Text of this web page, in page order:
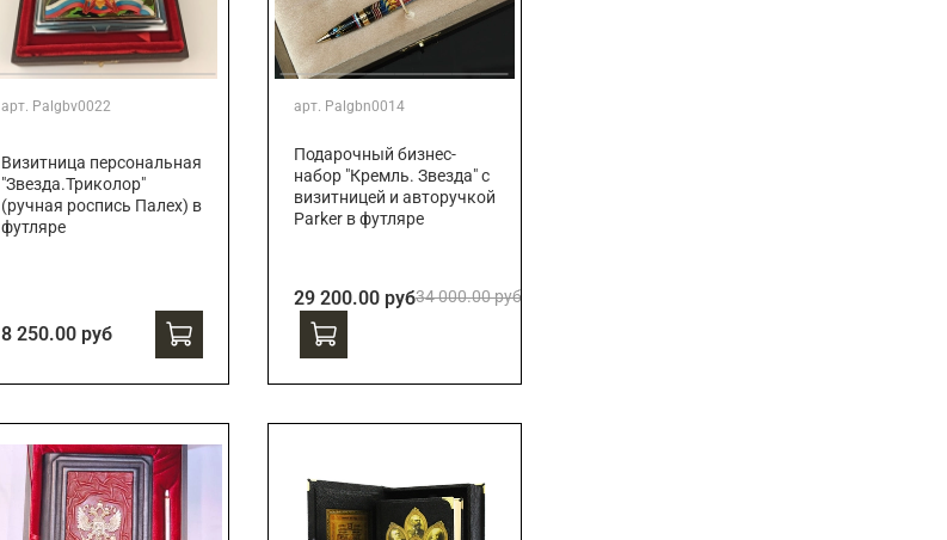
арт. Palgbv0022
Визитница персональная
"Звезда.Триколор"
(ручная роспись Палех) в
футляре
8 250.00 руб
арт. Palgbn0014
Подарочный бизнес-
набор "Кремль. Звезда" с
визитницей и авторучкой
Parker в футляре
29 200.00 руб34 000.00 руб